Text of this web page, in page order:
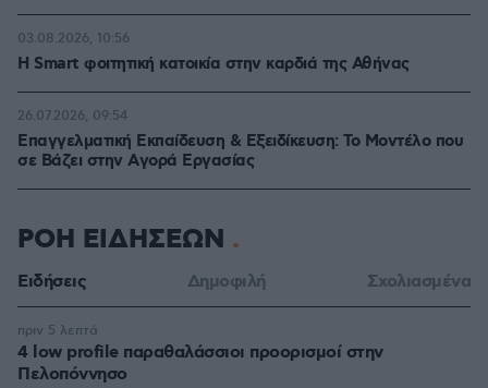
Η Smart φοιτητική κατοικία στην καρδιά της Αθήνας
03.08.2026, 10:56
Επαγγελματική Εκπαίδευση & Εξειδίκευση: Το Mοντέλο που
σε Bάζει στην Aγορά Eργασίας
26.07.2026, 09:54
ΡΟΗ ΕΙΔΗΣΕΩΝ
Ειδήσεις Δημοφιλή Σχολιασμένα
4 low profile παραθαλάσσιοι προορισμοί στην
Πελοπόννησο
πριν 5 λεπτά